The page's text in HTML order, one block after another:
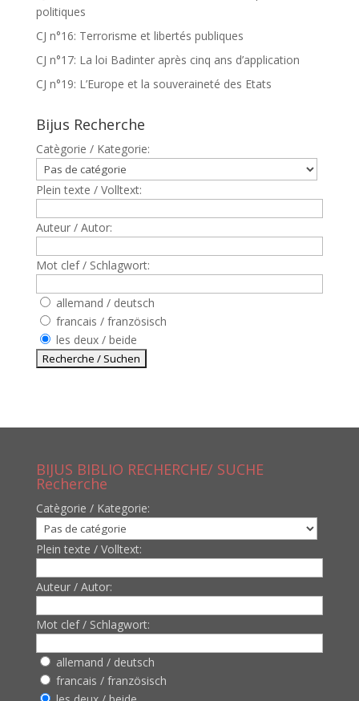
politiques
CJ n°16: Terrorisme et libertés publiques
CJ n°17: La loi Badinter après cinq ans d’application
CJ n°19: L’Europe et la souveraineté des Etats
Bijus Recherche
Catègorie / Kategorie:
Plein texte / Volltext:
Auteur / Autor:
Mot clef / Schlagwort:
allemand / deutsch
francais / französisch
les deux / beide
BIJUS BIBLIO RECHERCHE/ SUCHE
Recherche
Catègorie / Kategorie:
Plein texte / Volltext:
Auteur / Autor:
Mot clef / Schlagwort:
allemand / deutsch
francais / französisch